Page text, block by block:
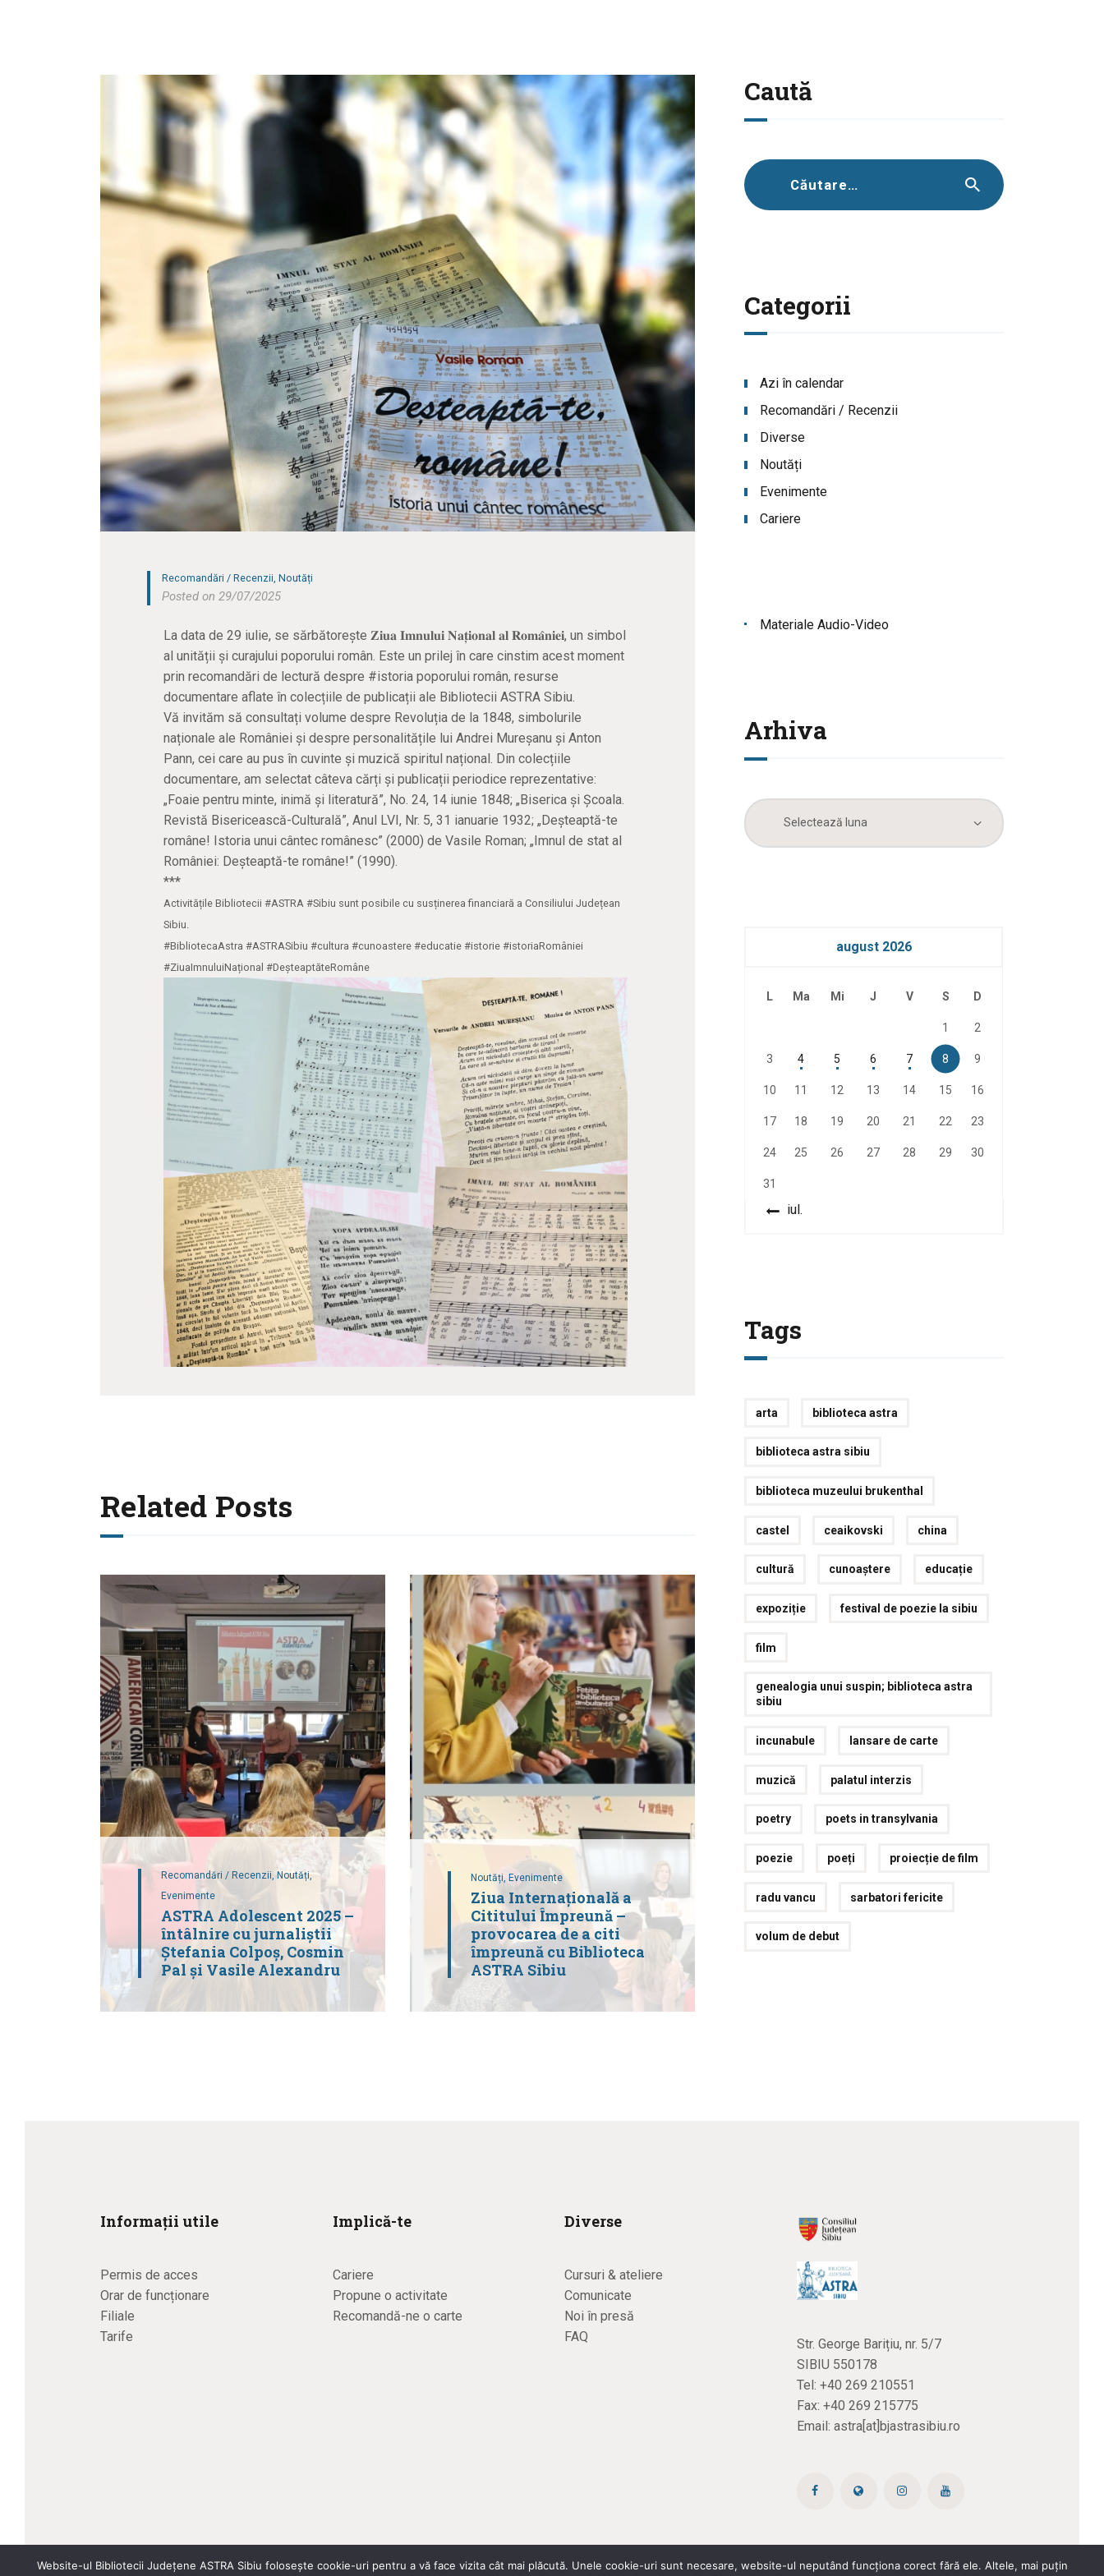
Recomandări / Recenzii,Noutăți
Posted on 29/07/2025
La data de 29 iulie, se sărbătorește 𝐙𝐢𝐮𝐚 𝐈𝐦𝐧𝐮𝐥𝐮𝐢 𝐍𝐚𝐭̦𝐢𝐨𝐧𝐚𝐥 𝐚𝐥 𝐑𝐨𝐦𝐚̂𝐧𝐢𝐞𝐢, un simbol
al unității și curajului poporului român. Este un prilej în care cinstim acest moment
prin recomandări de lectură despre #istoria poporului român, resurse
documentare aflate în colecțiile de publicații ale Bibliotecii ASTRA Sibiu.
Vă invităm să consultați volume despre Revoluția de la 1848, simbolurile
naționale ale României și despre personalitățile lui Andrei Mureșanu și Anton
Pann, cei care au pus în cuvinte și muzică spiritul național. Din colecțiile
documentare, am selectat câteva cărți și publicații periodice reprezentative:
„Foaie pentru minte, inimă și literatură”, No. 24, 14 iunie 1848; „Biserica și Școala.
Revistă Bisericească-Culturală”, Anul LVI, Nr. 5, 31 ianuarie 1932; „Deşteaptă-te
române! Istoria unui cântec românesc” (2000) de Vasile Roman; „Imnul de stat al
României: Deşteaptă-te române!” (1990).
***
Activitățile Bibliotecii #ASTRA #Sibiu sunt posibile cu susținerea financiară a Consiliului Județean
Sibiu.
#BibliotecaAstra #ASTRASibiu #cultura #cunoastere #educatie #istorie #istoriaRomâniei
#ZiuaImnuluiNațional #DeșteaptăteRomâne
Related Posts
Recomandări / Recenzii,Noutăți,
Evenimente
ASTRA Adolescent 2025 –
întâlnire cu jurnaliștii
Ștefania Colpoș, Cosmin
Pal și Vasile Alexandru
Noutăți, Evenimente
Ziua Internațională a
Cititului Împreună –
provocarea de a citi
împreună cu Biblioteca
ASTRA Sibiu
Caută
Caută
după:
Categorii
Azi în calendar
Recomandări / Recenzii
Diverse
Noutăți
Evenimente
Cariere
Materiale Audio-Video
Arhiva
Arhiva
august 2026
L Ma Mi J V S D
1 2
3 4 5 6 7 8 9
10 11 12 13 14 15 16
17 18 19 20 21 22 23
24 25 26 27 28 29 30
31
« iul.
Tags
arta biblioteca astra
biblioteca astra sibiu
biblioteca muzeului brukenthal
castel ceaikovski china
cultură cunoaștere educație
expoziție festival de poezie la sibiu
film
genealogia unui suspin; biblioteca astra
sibiu
incunabule lansare de carte
muzică palatul interzis
poetry poets in transylvania
poezie poeți proiecție de film
radu vancu sarbatori fericite
volum de debut
Informații utile
Permis de acces
Orar de funcționare
Filiale
Tarife
Implică-te
Cariere
Propune o activitate
Recomandă-ne o carte
Diverse
Cursuri & ateliere
Comunicate
Noi în presă
FAQ
Str. George Barițiu, nr. 5/7
SIBIU 550178
Tel: +40 269 210551
Fax: +40 269 215775
Email: astra[at]bjastrasibiu.ro
Website-ul Bibliotecii Județene ASTRA Sibiu folosește cookie-uri pentru a vă face vizita cât mai plăcută. Unele cookie-uri sunt necesare, website-ul neputând funcționa corect fără ele. Altele, mai puțin